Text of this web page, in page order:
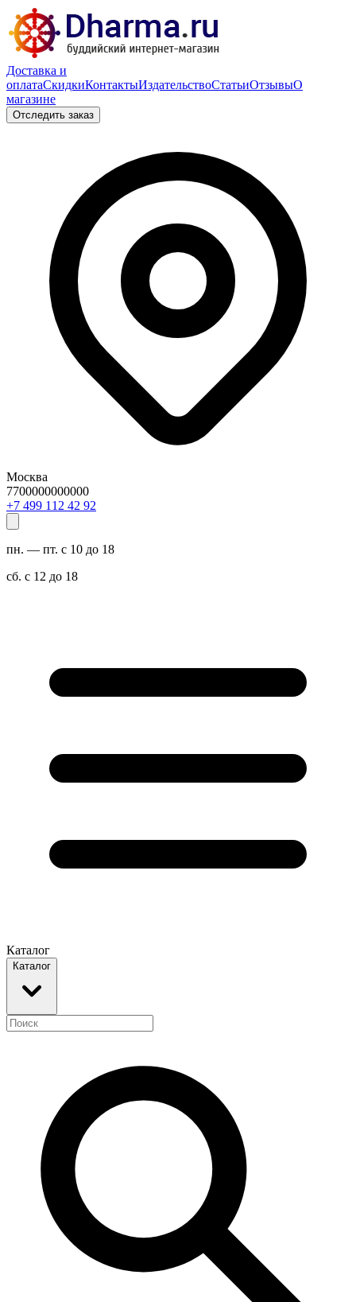
Доставка и
оплатаСкидкиКонтактыИздательствоСтатьиОтзывыО
магазине
Отследить заказ
Москва
7700000000000
29 24 211 994 7+
пн. — пт. с 10 до 18
сб. с 12 до 18
Каталог
Каталог